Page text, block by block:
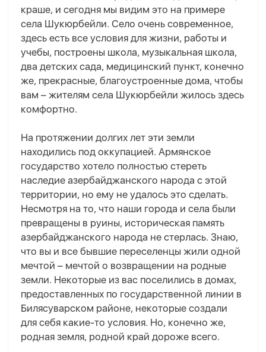
краше, и сегодня мы видим это на примере
села Шукюрбейли. Село очень современное,
здесь есть все условия для жизни, работы и
учебы, построены школа, музыкальная школа,
два детских сада, медицинский пункт, конечно
же, прекрасные, благоустроенные дома, чтобы
вам – жителям села Шукюрбейли жилось здесь
комфортно.
На протяжении долгих лет эти земли
находились под оккупацией. Армянское
государство хотело полностью стереть
наследие азербайджанского народа с этой
территории, но ему не удалось это сделать.
Несмотря на то, что наши города и села были
превращены в руины, историческая память
азербайджанского народа не стерлась. Знаю,
что вы и все бывшие переселенцы жили одной
мечтой – мечтой о возвращении на родные
земли. Некоторые из вас поселились в домах,
предоставленных по государственной линии в
Билясуварском районе, некоторые создали
для себя какие-то условия. Но, конечно же,
родная земля, родной край дороже всего.